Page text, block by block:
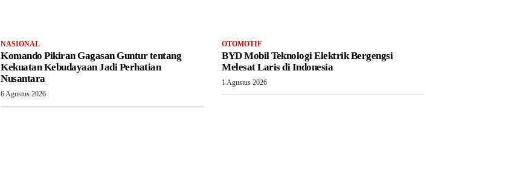
NASIONAL
Komando Pikiran Gagasan Guntur tentang
Kekuatan Kebudayaan Jadi Perhatian
Nusantara
6 Agustus 2026
OTOMOTIF
BYD Mobil Teknologi Elektrik Bergengsi
Melesat Laris di Indonesia
1 Agustus 2026